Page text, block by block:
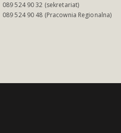
089 524 90 32 (sekretariat)
089 524 90 48 (Pracownia Regionalna)